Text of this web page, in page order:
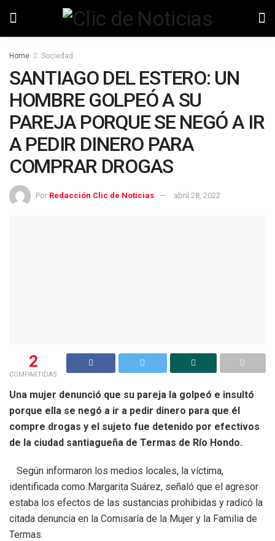
Home Sociedad
SANTIAGO DEL ESTERO: UN
HOMBRE GOLPEÓ A SU
PAREJA PORQUE SE NEGÓ A IR
A PEDIR DINERO PARA
COMPRAR DROGAS
Por Redacción Clic de Noticias abril 28, 2022
2
COMPARTIDAS
Una mujer denunció que su pareja la golpeó e insultó
porque ella se negó a ir a pedir dinero para que él
compre drogas y el sujeto fue detenido por efectivos
de la ciudad santiagueña de Termas de Río Hondo.
Según informaron los medios locales, la víctima,
identificada como Margarita Suárez, señaló que el agresor
estaba los efectos de las sustancias prohibidas y radicó la
citada denuncia en la Comisaría de la Mujer y la Familia de
Termas.